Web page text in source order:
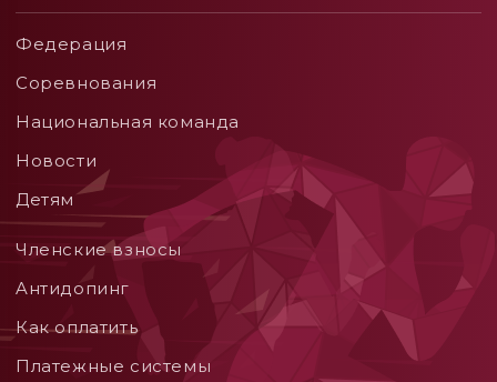
Федерация
Соревнования
Национальная команда
Новости
Детям
Членские взносы
Aнтидопинг
Как оплатить
Платежные системы